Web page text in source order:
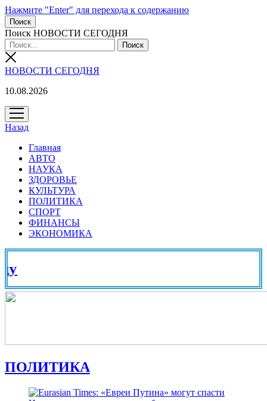
Нажмите "Enter" для перехода к содержанию
Поиск
Поиск НОВОСТИ СЕГОДНЯ
НОВОСТИ СЕГОДНЯ
10.08.2026
открыть
меню
Назад
Главная
АВТО
НАУКА
ЗДОРОВЬЕ
КУЛЬТУРА
ПОЛИТИКА
СПОРТ
ФИНАНСЫ
ЭКОНОМИКА
ПОЛИТИКА